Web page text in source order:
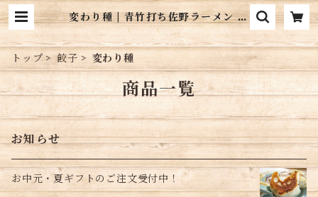
変わり種 | 青竹打ち佐野ラーメン 永
華｜産直通販「あるよ」応援プロジ
ェクト
トップ
餃子 変わり種
商品一覧
お知らせ
お中元・夏ギフトのご注文受付中！